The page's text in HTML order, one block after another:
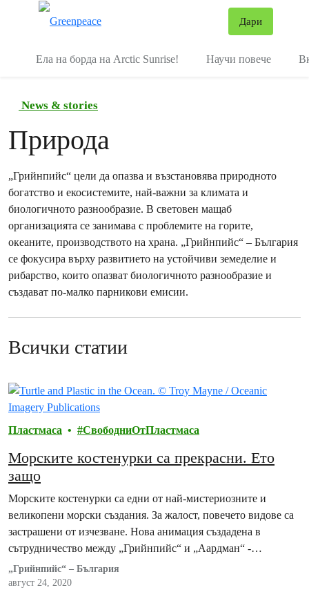
Дари
Ела на борда на Arctic Sunrise! Научи повече
News & stories
Природа
„Грийнпийс“ цели да опазва и възстановява природното
богатство и екосистемите, най-важни за климата и
биологичното разнообразие. В световен мащаб
организацията се занимава с проблемите на горите,
океаните, производството на храна. „Грийнпийс“ – България
се фокусира върху развитието на устойчиви земеделие и
рибарство, които опазват биологичното разнообразие и
създават по-малко парникови емисии.
Всички статии
Пластмаса СвободниОтПластмаса
Морските костенурки са прекрасни. Ето
защо
Морските костенурки са едни от най-мистериозните и
великопени морски създания. За жалост, повечето видове са
застрашени от изчезване. Нова анимация създадена в
сътрудничество между „Грийнпийс“ и „Аардман“ -
създателите на „Уолъс и Громит“ подчертава заплахите, с
които се сблъскват, но какво всъщност прави тези морски
„Грийнпийс“ – България
август 24, 2020